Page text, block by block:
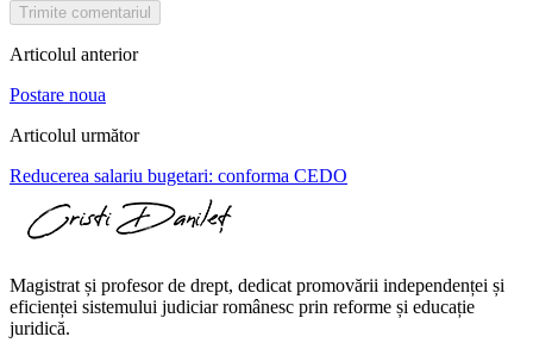
Trimite comentariul
Articolul anterior
Postare noua
Articolul următor
Reducerea salariu bugetari: conforma CEDO
Magistrat și profesor de drept, dedicat promovării independenței și
eficienței sistemului judiciar românesc prin reforme și educație
juridică.